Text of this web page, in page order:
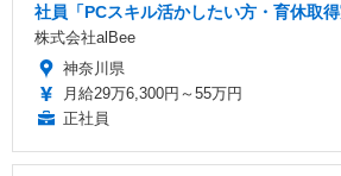
社員「PCスキル活かしたい方・育休取
株式会社alBee
神奈川県
月給29万6,300円～55万円
正社員